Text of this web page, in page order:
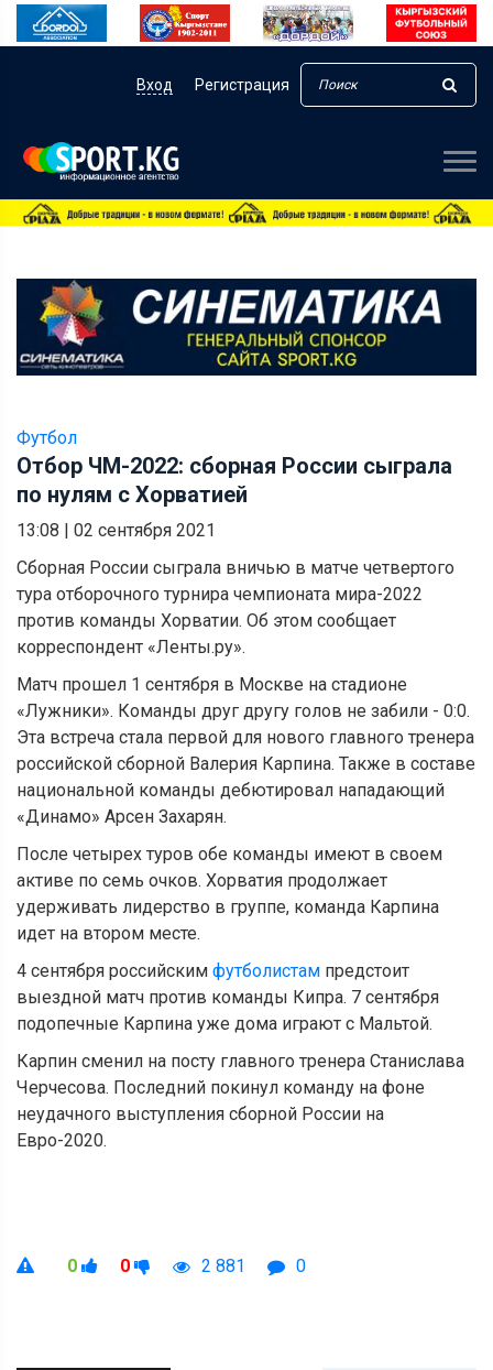
Вход Регистрация
Футбол
Отбор ЧМ-2022: сборная России сыграла
по нулям с Хорватией
13:08 | 02 сентября 2021
Сборная России сыграла вничью в матче четвертого
тура отборочного турнира чемпионата мира-2022
против команды Хорватии. Об этом сообщает
корреспондент «Ленты.ру».
Матч прошел 1 сентября в Москве на стадионе
«Лужники». Команды друг другу голов не забили - 0:0.
Эта встреча стала первой для нового главного тренера
российской сборной Валерия Карпина. Также в составе
национальной команды дебютировал нападающий
«Динамо» Арсен Захарян.
После четырех туров обе команды имеют в своем
активе по семь очков. Хорватия продолжает
удерживать лидерство в группе, команда Карпина
идет на втором месте.
4 сентября российским футболистам предстоит
выездной матч против команды Кипра. 7 сентября
подопечные Карпина уже дома играют с Мальтой.
Карпин сменил на посту главного тренера Станислава
Черчесова. Последний покинул команду на фоне
неудачного выступления сборной России на
Евро-2020.
0 0 2 881 0